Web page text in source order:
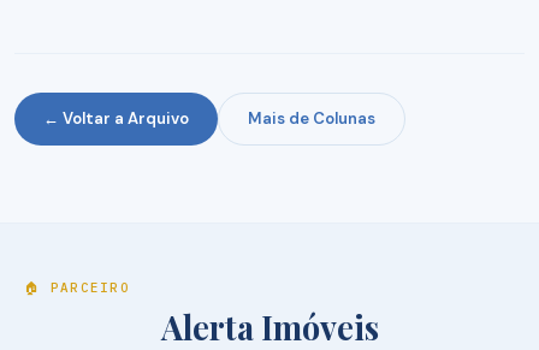
← Voltar a Arquivo Mais de Colunas
🏠 PARCEIRO
Alerta Imóveis